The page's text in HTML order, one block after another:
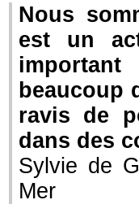
Nous
est un
beaucoup
ravis de
dans des
Sylvie de
Mer